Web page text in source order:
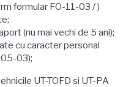
formular FO-11-03 / )
(nu mai vechi de 5 ani);
cu caracter personal
05-03);
UT-TOFD si UT-PA